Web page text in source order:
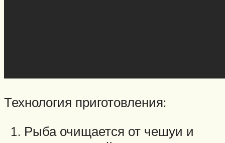
Технология приготовления:
Рыба очищается от чешуи и